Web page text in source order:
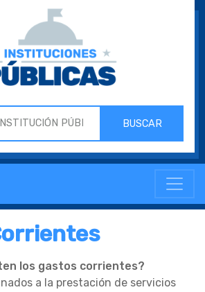
BUSCAR
los gastos corrientes?
a la prestación de servicios